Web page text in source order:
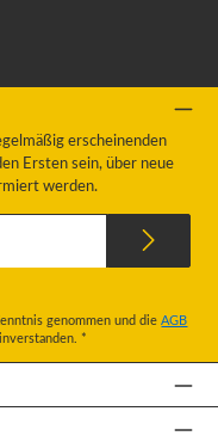
erscheinenden
Ersten sein, über neue
werden.
genommen und dieAGB
*